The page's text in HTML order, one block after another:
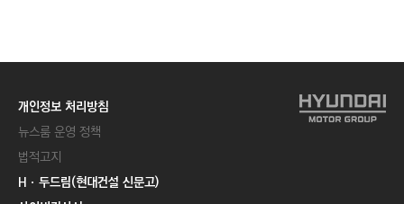
개인정보 처리방침
뉴스룸 운영 정책
법적고지
Hㆍ두드림(현대건설 신문고)